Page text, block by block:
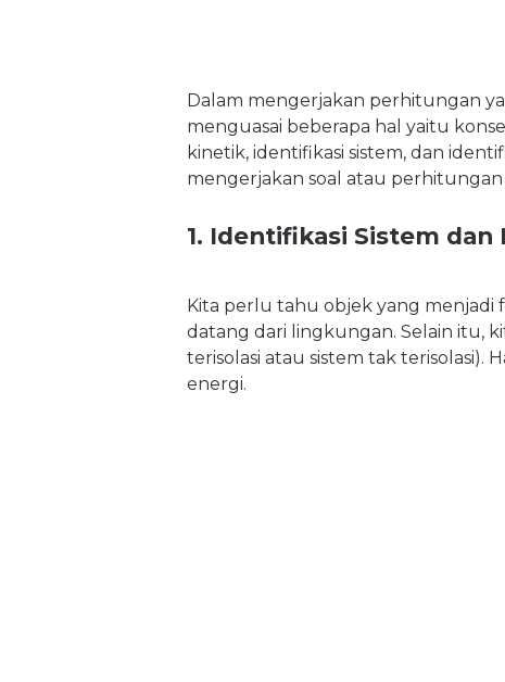
Dalam mengerjakan perhitungan
menguasai beberapa hal yaitu
kinetik, identifikasi sistem, dan
mengerjakan soal atau
1. Identifikasi Sistem
Kita perlu tahu objek yang menjadi
datang dari lingkungan. Selain itu,
terisolasi atau sistem tak terisolasi).
energi.